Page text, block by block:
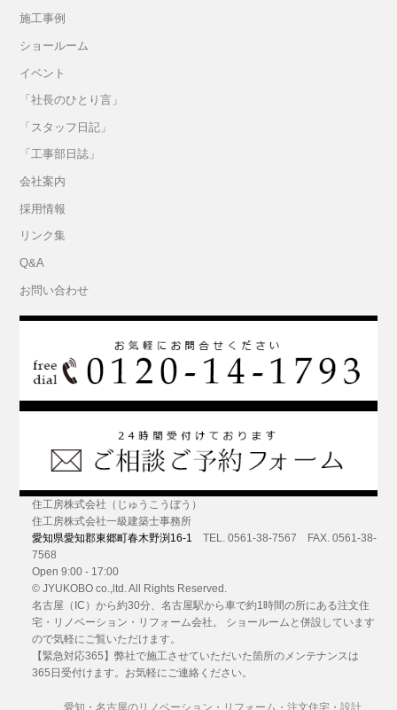
施工事例
ショールーム
イベント
「社長のひとり言」
「スタッフ日記」
「工事部日誌」
会社案内
採用情報
リンク集
Q&A
お問い合わせ
住工房株式会社（じゅうこうぼう）
住工房株式会社一級建築士事務所
愛知県愛知郡東郷町春木野渕16-1
TEL. 0561-38-7567 FAX. 0561-38-
7568
Open 9:00 - 17:00
© JYUKOBO co.,ltd. All Rights Reserved.
名古屋（IC）から約30分、名古屋駅から車で約1時間の所にある注文住
宅・リノベーション・リフォーム会社。 ショールームと併設しています
ので気軽にご覧いただけます。
【緊急対応365】弊社で施工させていただいた箇所のメンテナンスは
365日受付けます。お気軽にご連絡ください。